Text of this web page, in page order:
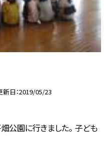
新日 2019/05/23
畑公園に行きました。 子ども